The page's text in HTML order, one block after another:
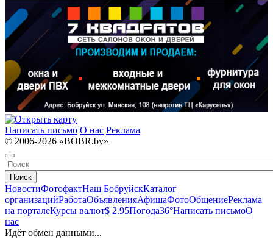
Написать письмо О нас Реклама
© 2006-2026 «BOBR.by»
Поиск
НовостиФотофактНаш БобруйскКаталог
организацийРаботаОбъявленияАфишаФотоОбщениеРеклама
на порталеКурсы валют$ 2.95Погода36°Написать письмоО
нас
Идёт обмен данными...